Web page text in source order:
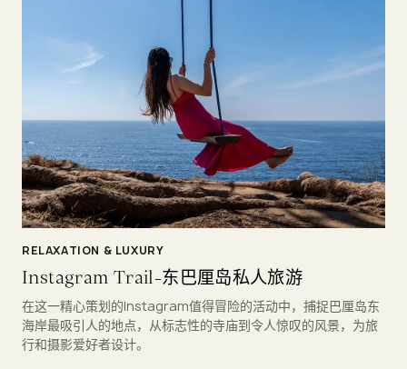
RELAXATION & LUXURY
Instagram Trail-东巴厘岛私人旅游
在这一精心策划的Instagram值得冒险的活动中，捕捉巴厘岛东
海岸最吸引人的地点，从标志性的寺庙到令人惊叹的风景，为旅
行和摄影爱好者设计。